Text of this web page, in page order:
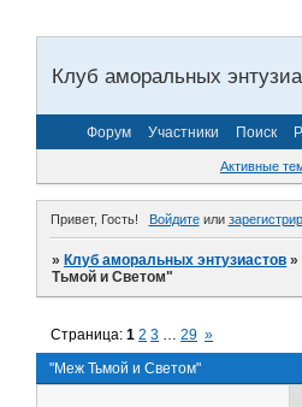
Клуб аморальных
Форум Участники Поиск
Активные
Привет, Гость! Войдитеили
»Клуб аморальных энтузиастов »
Тьмой и Светом"
"Меж Тьмой и Светом"
Страница:1 2 3 … 29 »